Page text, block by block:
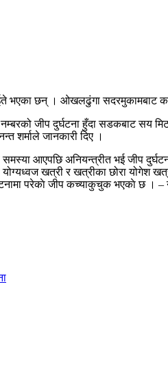
भएका छन् । ओखलढुंगा सदरमुकामबाट
जीप दुर्घटना हुँदा सडकबाट
शर्माले जानकारी दिए ।
आएपछि अनियन्त्रीत भई जीप
खत्री र खत्रीका छोरा योगेश
परेकाे जीप कच्याकुचुक भएकाे छ । –